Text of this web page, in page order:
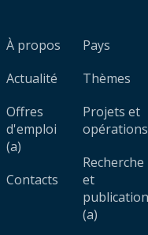
À propos
Actualité
Offres
d'emploi
(a)
Contacts
Pays
Thèmes
Projets et
opérations
Recherche
et
(a)